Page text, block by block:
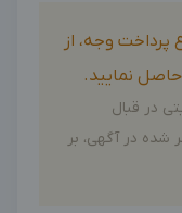
پرداخت وجه، از
نمایید.
در قبال
شده در آگهی، بر